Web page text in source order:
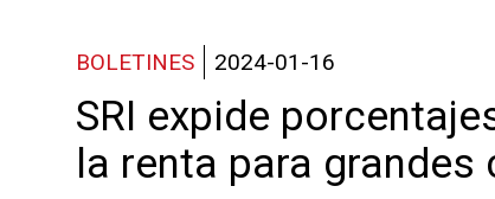
BOLETINES 2024-01-16
SRI expide
la renta para